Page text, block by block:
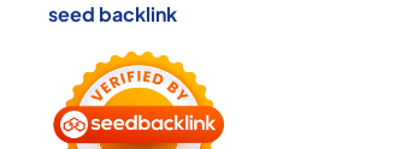
seed backlink